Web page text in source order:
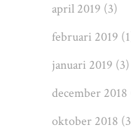
april 2019 (3)
februari 2019
januari 2019 (3)
december 2018
oktober 2018